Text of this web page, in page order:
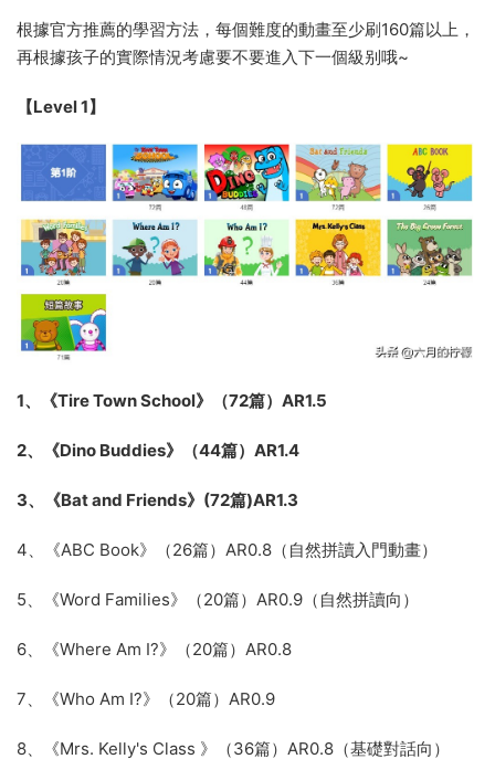
根據官方推薦的學習方法，每個難度的動畫至少刷160篇以上，
再根據孩子的實際情況考慮要不要進入下一個級别哦~
【Level 1】
1、《Tire Town School》（72篇）AR1.5
2、《Dino Buddies》（44篇）AR1.4
3、《Bat and Friends》(72篇)AR1.3
4、《ABC Book》（26篇）AR0.8（自然拼讀入門動畫）
5、《Word Families》（20篇）AR0.9（自然拼讀向）
6、《Where Am I?》（20篇）AR0.8
7、《Who Am I?》（20篇）AR0.9
8、《Mrs. Kelly's Class 》（36篇）AR0.8（基礎對話向）